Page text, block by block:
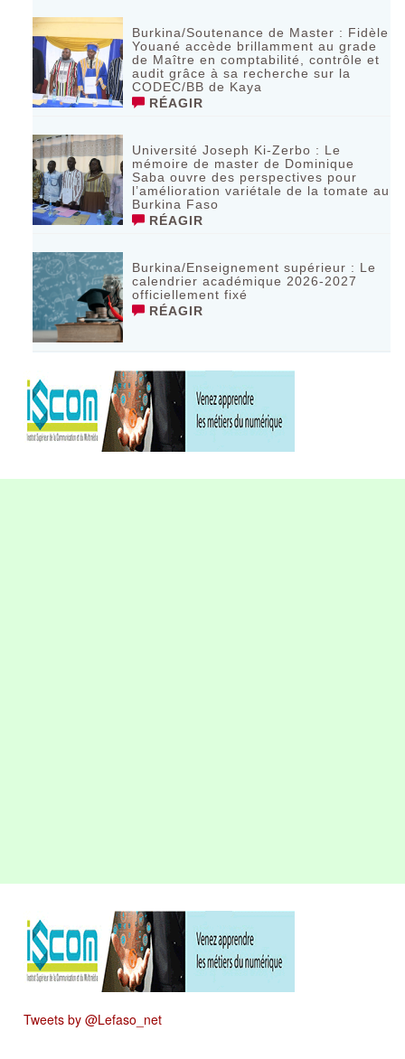
Burkina/Soutenance de Master : Fidèle
Youané accède brillamment au grade
de Maître en comptabilité, contrôle et
audit grâce à sa recherche sur la
CODEC/BB de Kaya
RÉAGIR
Université Joseph Ki-Zerbo : Le
mémoire de master de Dominique
Saba ouvre des perspectives pour
l’amélioration variétale de la tomate au
Burkina Faso
RÉAGIR
Burkina/Enseignement supérieur : Le
calendrier académique 2026-2027
officiellement fixé
RÉAGIR
Tweets by @Lefaso_net